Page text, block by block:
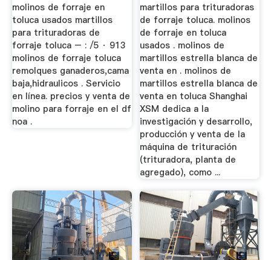
molinos de forraje en
toluca usados martillos
para trituradoras de
forraje toluca – : /5 · 913
molinos de forraje toluca
remolques ganaderos,cama
baja,hidraulicos . Servicio
en línea. precios y venta de
molino para forraje en el df
noa .
martillos para trituradoras
de forraje toluca. molinos
de forraje en toluca
usados . molinos de
martillos estrella blanca de
venta en . molinos de
martillos estrella blanca de
venta en toluca Shanghai
XSM dedica a la
investigación y desarrollo,
producción y venta de la
máquina de trituración
(trituradora, planta de
agregado), como ...